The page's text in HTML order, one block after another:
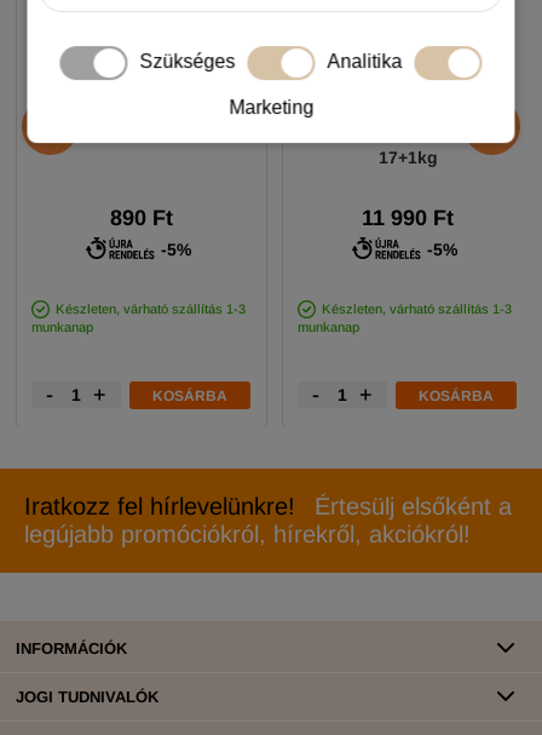
Szükséges Analitika
Marketing
Chicopee HNL Protein Bar
890 Ft
-5%
Készleten, várható szállítás 1-3
munkanap
- + KOSÁRBA
Alice Professional Adult
Balance Lamb & Pumpkin
17+1kg
11 990 Ft
-5%
Készleten, várható szállítás 1-3
munkanap
- + KOSÁRBA
Iratkozz fel hírlevelünkre!
Értesülj elsőként a
legújabb promóciókról, hírekről, akciókról!
INFORMÁCIÓK
JOGI TUDNIVALÓK